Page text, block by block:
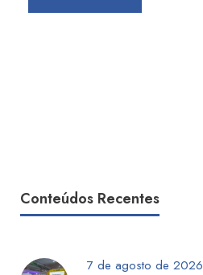
Conteúdos Recentes
7 de agosto de 2026